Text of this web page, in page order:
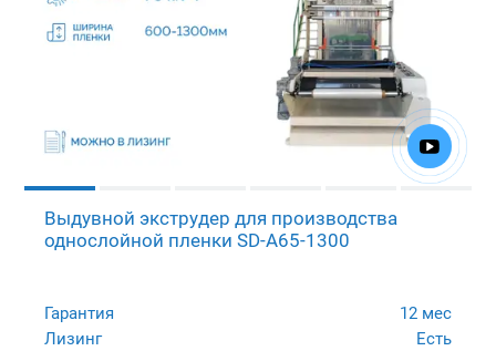
Выдувной экструдер для производства
однослойной пленки SD-A65-1300
Гарантия
12 мес
Лизинг
Есть